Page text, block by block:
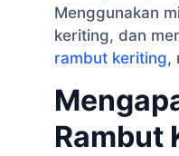
Menggunakan
keriting, dan
rambut keriting,
Rambut